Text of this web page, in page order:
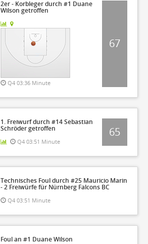
2er - Korbleger durch #1 Duane
Wilson getroffen
Q4 03:36 Minute
67
1. Freiwurf durch #14 Sebastian
Schröder getroffen
Q4 03:51 Minute
65
Technisches Foul durch #25 Mauricio Marin
- 2 Freiwürfe für Nürnberg Falcons BC
Q4 03:51 Minute
Foul an #1 Duane Wilson